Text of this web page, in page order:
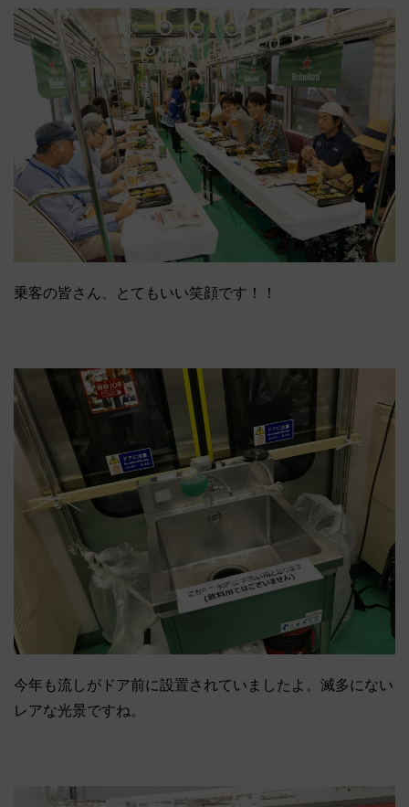
乗客の皆さん、とてもいい笑顔です！！
今年も流しがドア前に設置されていましたよ。滅多にない
レアな光景ですね。